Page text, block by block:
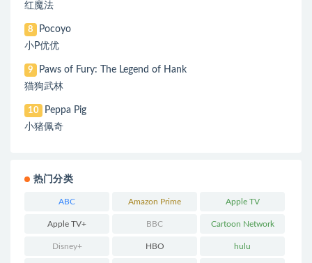
红魔法
8
Pocoyo
小P优优
9
Paws of Fury: The Legend of Hank
猫狗武林
10
Peppa Pig
小猪佩奇
热门分类
ABC Amazon Prime Apple TV
Apple TV+ BBC Cartoon Network
Disney+ HBO hulu